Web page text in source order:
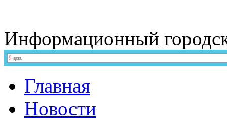
Информационный
Главная
Новости